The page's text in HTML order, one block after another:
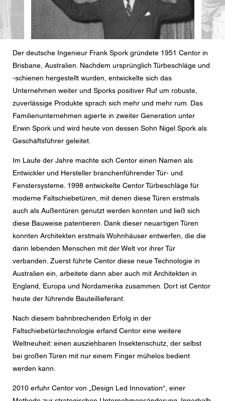
Der deutsche Ingenieur Frank Spork gründete 1951 Centor in
Brisbane, Australien. Nachdem ursprünglich Türbeschläge und
-schienen hergestellt wurden, entwickelte sich das
Unternehmen weiter und Sporks positiver Ruf um robuste,
zuverlässige Produkte sprach sich mehr und mehr rum. Das
Familienunternehmen agierte in zweiter Generation unter
Erwin Spork und wird heute von dessen Sohn Nigel Spork als
Geschäftsführer geleitet.
Im Laufe der Jahre machte sich Centor einen Namen als
Entwickler und Hersteller branchenführender Tür- und
Fenstersysteme. 1998 entwickelte Centor Türbeschläge für
moderne Faltschiebetüren, mit denen diese Türen erstmals
auch als Außentüren genutzt werden konnten und ließ sich
diese Bauweise patentieren. Dank dieser neuartigen Türen
konnten Architekten erstmals Wohnhäuser entwerfen, die die
darin lebenden Menschen mit der Welt vor ihrer Tür
verbanden. Zuerst führte Centor diese neue Technologie in
Australien ein, arbeitete dann aber auch mit Architekten in
England, Europa und Nordamerika zusammen. Dort ist Centor
heute der führende Bauteillieferant.
Nach diesem bahnbrechenden Erfolg in der
Faltschiebetürtechnologie erfand Centor eine weitere
Weltneuheit: einen ausziehbaren Insektenschutz, der selbst
bei großen Türen mit nur einem Finger mühelos bedient
werden kann.
2010 erfuhr Centor von „Design Led Innovation“, einer